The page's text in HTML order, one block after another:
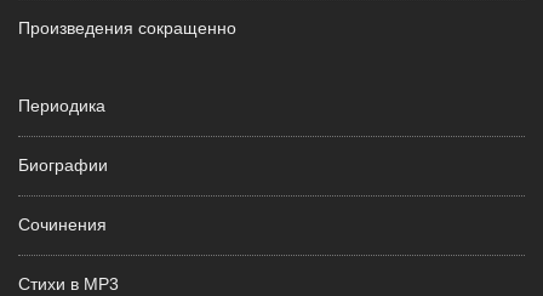
Произведения сокращенно
Периодика
Биографии
Сочинения
Стихи в MP3